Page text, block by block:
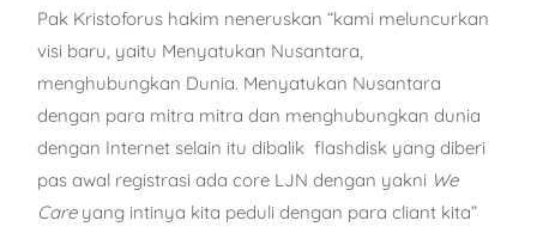
Pak Kristoforus hakim neneruskan “kami meluncurkan
visi baru, yaitu Menyatukan Nusantara,
menghubungkan Dunia. Menyatukan Nusantara
dengan para mitra mitra dan menghubungkan dunia
dengan Internet selain itu dibalik flashdisk yang diberi
pas awal registrasi ada core LJN dengan yakni We
Care yang intinya kita peduli dengan para cliant kita”